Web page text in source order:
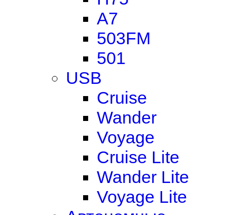
A7
503FM
501
USB
Cruise
Wander
Voyage
Cruise Lite
Wander Lite
Voyage Lite